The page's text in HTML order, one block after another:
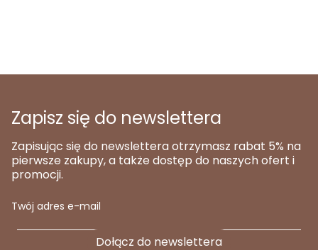
Zapisz się do newslettera
Zapisując się do newslettera otrzymasz rabat 5% na
pierwsze zakupy, a także dostęp do naszych ofert i
promocji.
Twój adres e-mail